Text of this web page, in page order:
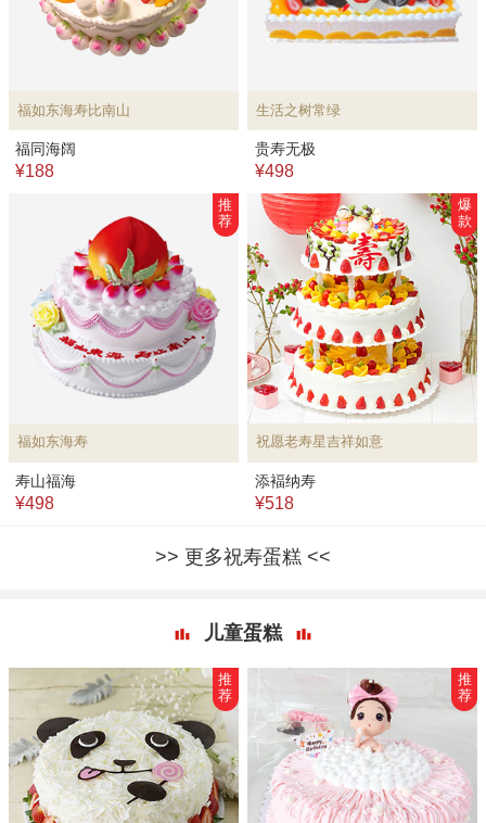
福如东海寿比南山
福同海阔
¥188
生活之树常绿
贵寿无极
¥498
福如东海寿
推
荐
寿山福海
¥498
祝愿老寿星吉祥如意
爆
款
添褔纳寿
¥518
更多祝寿蛋糕
儿童蛋糕
推
荐
推
荐